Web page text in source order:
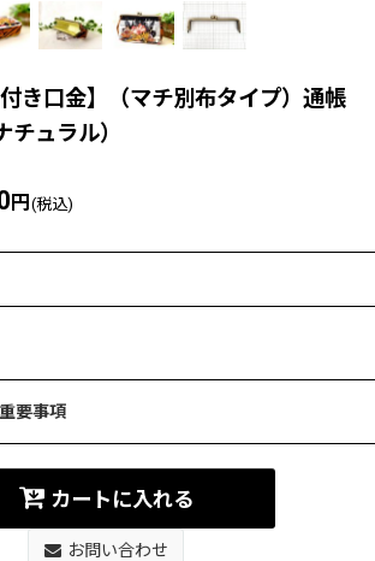
付き口金】（マチ別布タイプ）通帳
ュラル）
円 (税込)
要事項
カートに入れる
お問い合わせ